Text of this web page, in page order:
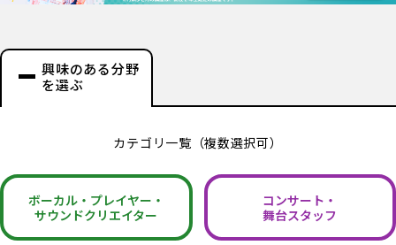
興味のある分野
を選ぶ
カテゴリ一覧（複数選択可）
ボーカル・ プレイヤー・
サウンドクリエイター
コンサート・
舞台スタッフ